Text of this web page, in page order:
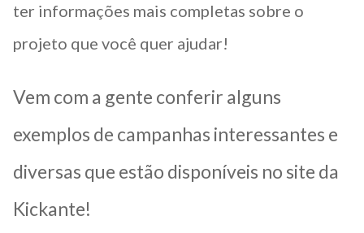
ter informações mais completas sobre o
projeto que você quer ajudar!
Vem com a gente conferir alguns
exemplos de campanhas interessantes e
diversas que estão disponíveis no site da
Kickante!